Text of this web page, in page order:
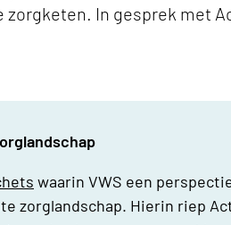
In gesprek met
waarin VWS een
zorglandschap. Hierin riep